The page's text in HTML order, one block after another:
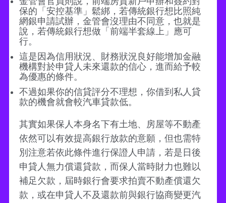
保的「安控基準」鬆綁，若傳統銀行想比照純
網銀申請試辦，金管會沒理由不同意，也就是
說，若傳統銀行想做「前端半套線上」應可
行。
這是因為信用狀況、財務狀況良好能增加金融
機構對於申貸人未來還款的信心，進而給予較
為優惠的條件。
不過如果你的信貸評分不理想，你借到私人貸
款的機會就會較汽車貸款低。
其實如果保人本身名下有土地、房屋等不動產
依然可以有效提高銀行放款的意願，但也需特
別注意若依此條件進行保證人申請，若是日後
申貸人無力償還貸款，而保人當時財力也難以
補足欠款，屆時銀行會要求拍賣不動產償還欠
款，或在申貸人不及還款前與銀行協商變更汽